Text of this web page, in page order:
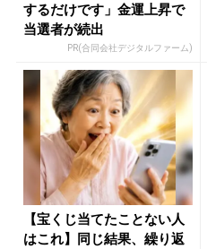
するだけです」金運上昇で
当選者が続出
PR(合同会社デジタルファーム)
【宝くじ当てたことない人
はこれ】同じ結果、繰り返